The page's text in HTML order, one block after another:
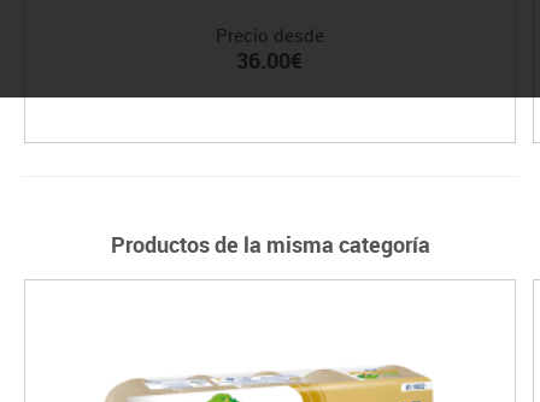
Precio desde
36.00€
Productos de la misma categoría